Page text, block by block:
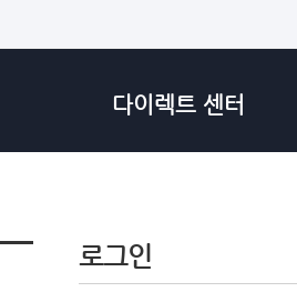
다이렉트 센터
로그인